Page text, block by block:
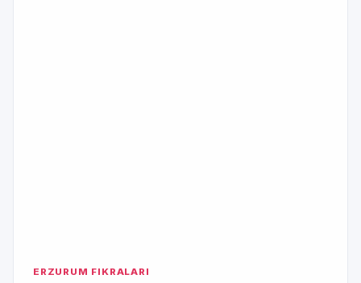
ERZURUM FIKRALARI